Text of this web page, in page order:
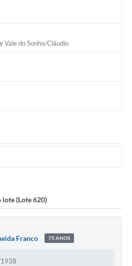
Vale do Sonho/Cláudio
lote (Lote 620)
Franco 75 ANOS